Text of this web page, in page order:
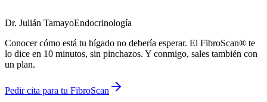
Dr. Julián TamayoEndocrinología
Conocer cómo está tu hígado no debería esperar. El FibroScan® te
lo dice en 10 minutos, sin pinchazos. Y conmigo, sales también con
un plan.
Pedir cita para tu FibroScan